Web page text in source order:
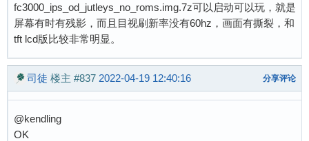
fc3000_ips_od_jutleys_no_roms.img.7z可以启动可以玩，就是
屏幕有时有残影，而且目视刷新率没有60hz，画面有撕裂，和
tft lcd版比较非常明显。
司徒 楼主 #837 2022-04-19 12:40:16 分享评论
@kendling
OK